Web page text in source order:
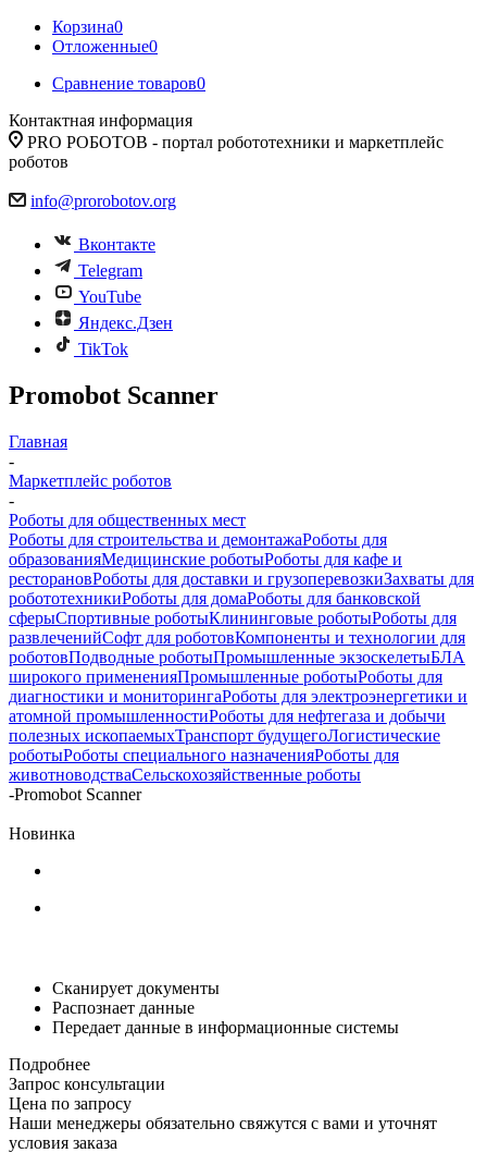
Корзина0
Отложенные0
Сравнение товаров0
Контактная информация
PRO РОБОТОВ - портал робототехники и маркетплейс
роботов
info@prorobotov.org
Вконтакте
Telegram
YouTube
Яндекс.Дзен
TikTok
Promobot Scanner
Главная
-
Маркетплейс роботов
-
Роботы для общественных мест
Роботы для строительства и демонтажаРоботы для
образованияМедицинские роботыРоботы для кафе и
ресторановРоботы для доставки и грузоперевозкиЗахваты для
робототехникиРоботы для домаРоботы для банковской
сферыСпортивные роботыКлининговые роботыРоботы для
развлеченийСофт для роботовКомпоненты и технологии для
роботовПодводные роботыПромышленные экзоскелетыБЛА
широкого примененияПромышленные роботыРоботы для
диагностики и мониторингаРоботы для электроэнергетики и
атомной промышленностиРоботы для нефтегаза и добычи
полезных ископаемыхТранспорт будущегоЛогистические
роботыРоботы специального назначенияРоботы для
животноводстваСельскохозяйственные роботы
-Promobot Scanner
Новинка
Сканирует документы
Распознает данные
Передает данные в информационные системы
Подробнее
Запрос консультации
Цена по запросу
Наши менеджеры обязательно свяжутся с вами и уточнят
условия заказа